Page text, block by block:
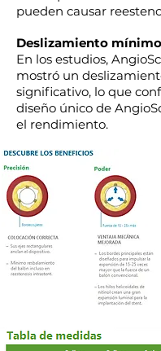
pueden causar
Deslizamiento
En los estudios,
mostró un
significativo, lo que
diseño único de
el rendimiento.